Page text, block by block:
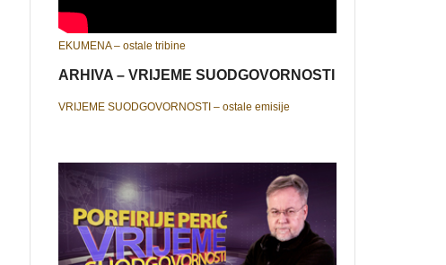
EKUMENA – ostale tribine
ARHIVA – VRIJEME SUODGOVORNOSTI
VRIJEME SUODGOVORNOSTI – ostale emisije